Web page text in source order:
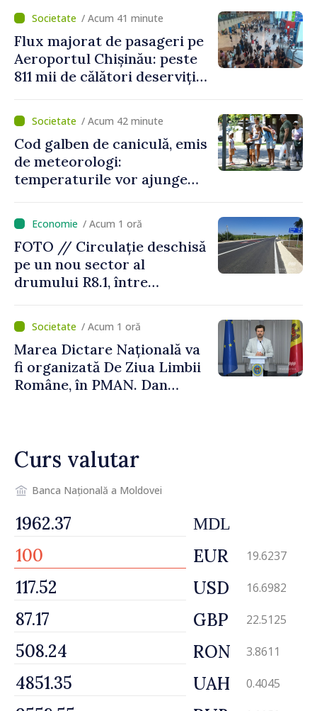
viceprim-ministrului cu
reprezentanta rezidentă a
PNUD în Republica Moldova,
Daniela Gasparikova
/ Acum 41 minute
Flux majorat de pasageri pe
Aeroportul Chișinău: peste
811 mii de călători deserviți
/ Acum 42 minute
Cod galben de caniculă, emis
de meteorologi:
temperaturile vor ajunge
/ Acum 1 oră
FOTO // Circulație deschisă
pe un nou sector al
drumului R8.1, între
Bolea: „Drumuri bune
înseamnă deplasări sigure
ale agenților economici și
cetățenilor”
/ Acum 1 oră
Marea Dictare Națională va
fi organizată De Ziua Limbii
Române, în PMAN. Dan
Curs valutar
Banca Națională a Moldovei
MDL
EUR 19.6237
USD 16.6982
GBP 22.5125
RON 3.8611
UAH 0.4045